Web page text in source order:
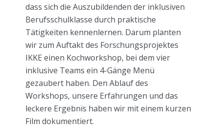
dass sich die Auszubildenden der inklusiven
Berufsschulklasse durch praktische
Tätigkeiten kennenlernen. Darum planten
wir zum Auftakt des Forschungsprojektes
IKKE einen Kochworkshop, bei dem vier
inklusive Teams ein 4-Gänge Menü
gezaubert haben. Den Ablauf des
Workshops, unsere Erfahrungen und das
leckere Ergebnis haben wir mit einem kurzen
Film dokumentiert.